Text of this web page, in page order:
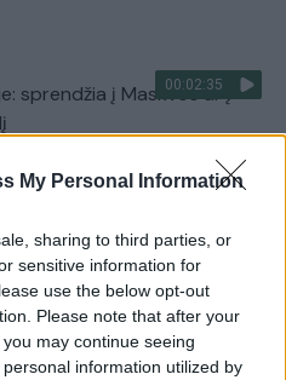
My Personal Information
sharing to third parties, or
sensitive information for
use the below opt-out
Please note that after your
may continue seeing
information utilized by
00:02:35
sprendžia į Maskvos ar į
00:20:24
konservatorių plano: tiki
kur kas daugiau